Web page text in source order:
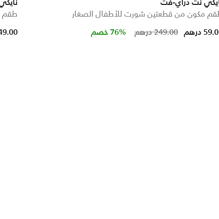
نت دراي-فت
مكون من قطعتين شورت للأطفال الصغار
Price reduced
249.00 درهم
to درهم 76% خصم
طقم
149.00